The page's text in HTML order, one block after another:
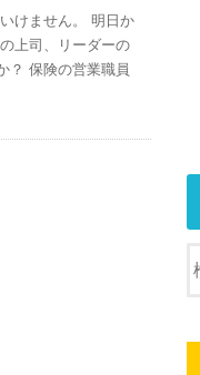
けません。 明日か
上司、リーダーの
？ 保険の営業職員